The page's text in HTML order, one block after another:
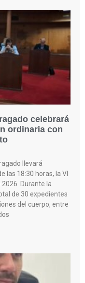
celebrará
ordinaria con
llevará
las 18:30 horas, la VI
Durante la
de 30 expedientes
del cuerpo, entre